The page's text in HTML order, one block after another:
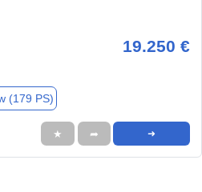
19.250 €
(179 PS)
★ ➦ ➜